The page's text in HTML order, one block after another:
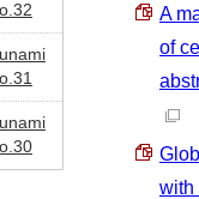
A
of
with